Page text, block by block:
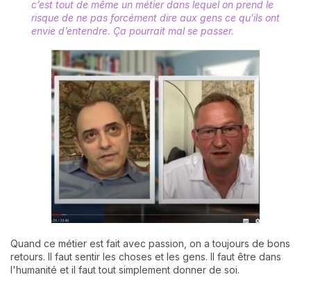
c’est tout de même un métier dans lequel on prend le
risque de ne pas forcément dire aux gens ce qu’ils ont
envie d’entendre. Ça pourrait mal se passer.
Quand ce métier est fait avec passion, on a toujours de bons
retours. Il faut sentir les choses et les gens. Il faut être dans
l'humanité et il faut tout simplement donner de soi.